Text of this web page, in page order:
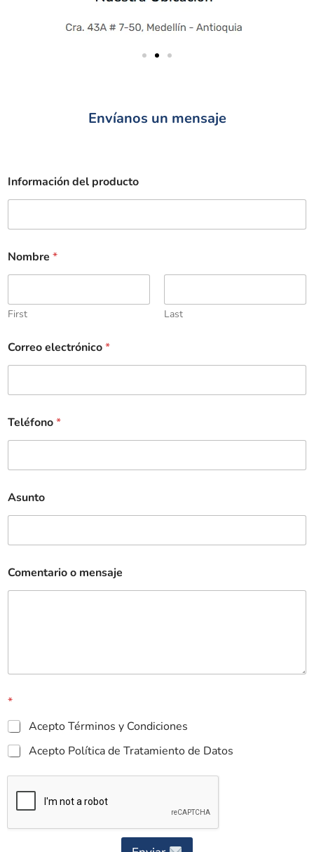
Envíanos un mensaje
Información del producto
Nombre *
First Last
Correo electrónico*
Teléfono*
Asunto
Comentario o mensaje
*
Acepto Términos y Condiciones
Acepto Política de Tratamiento de Datos